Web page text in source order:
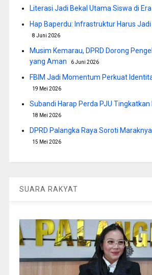
Literasi Jadi Bekal Utama Siswa di Era
Hap Baperdu: Infrastruktur Harus
8 Juni 2026
Musim Kemarau, DPRD Dorong
yang Aman
6 Juni 2026
FBIM Jadi Momentum Perkuat
19 Mei 2026
Subandi Harap Perda PJU
18 Mei 2026
DPRD Palangka Raya Soroti
15 Mei 2026
SUARA RAKYAT